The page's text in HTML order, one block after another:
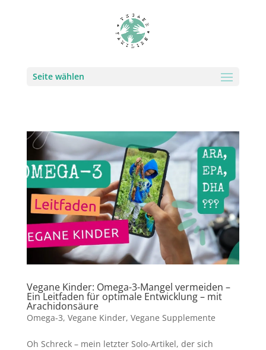
Seite wählen
Vegane Kinder: Omega-3-Mangel vermeiden –
Ein Leitfaden für optimale Entwicklung – mit
Arachidonsäure
Omega-3, Vegane Kinder, Vegane Supplemente
Oh Schreck – mein letzter Solo-Artikel, der sich